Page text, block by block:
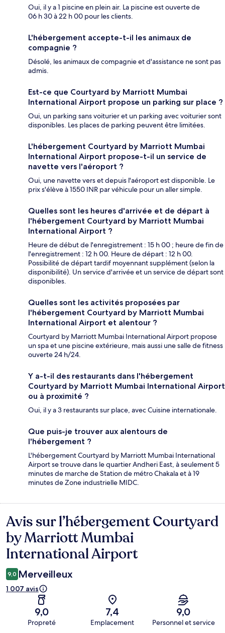
Oui, il y a 1 piscine en plein air. La piscine est ouverte de
06 h 30 à 22 h 00 pour les clients.
L'hébergement accepte-t-il les animaux de
compagnie ?
Désolé, les animaux de compagnie et d'assistance ne sont pas
admis.
Est-ce que Courtyard by Marriott Mumbai
International Airport propose un parking sur place ?
Oui, un parking sans voiturier et un parking avec voiturier sont
disponibles. Les places de parking peuvent être limitées.
L'hébergement Courtyard by Marriott Mumbai
International Airport propose-t-il un service de
navette vers l'aéroport ?
Oui, une navette vers et depuis l'aéroport est disponible. Le
prix s'élève à 1550 INR par véhicule pour un aller simple.
Quelles sont les heures d'arrivée et de départ à
l'hébergement Courtyard by Marriott Mumbai
International Airport ?
Heure de début de l'enregistrement : 15 h 00 ; heure de fin de
l'enregistrement : 12 h 00. Heure de départ : 12 h 00.
Possibilité de départ tardif moyennant supplément (selon la
disponibilité). Un service d'arrivée et un service de départ sont
disponibles.
Quelles sont les activités proposées par
l'hébergement Courtyard by Marriott Mumbai
International Airport et alentour ?
Courtyard by Marriott Mumbai International Airport propose
un spa et une piscine extérieure, mais aussi une salle de fitness
ouverte 24 h/24.
Y a-t-il des restaurants dans l'hébergement
Courtyard by Marriott Mumbai International Airport
ou à proximité ?
Oui, il y a 3 restaurants sur place, avec Cuisine internationale.
Que puis-je trouver aux alentours de
l'hébergement ?
L'hébergement Courtyard by Marriott Mumbai International
Airport se trouve dans le quartier Andheri East, à seulement 5
minutes de marche de Station de métro Chakala et à 19
minutes de Zone industrielle MIDC.
Avis
Avis sur l’hébergement Courtyard
by Marriott Mumbai
International Airport
9,0 Merveilleux
1 007 avis
9,0
Propreté
7,4
Emplacement
9,0
Personnel et service